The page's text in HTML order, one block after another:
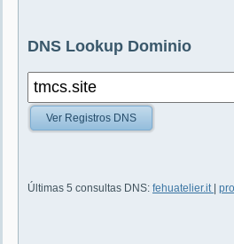
DNS Lookup Dominio
Ver Registros DNS
Últimas 5 consultas DNS: fehuatelier.it